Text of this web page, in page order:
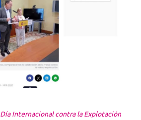
Día Internacional contra la Explotación